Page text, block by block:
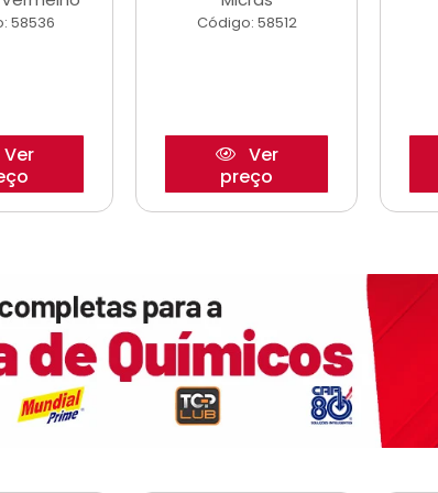
58536
Ver
Código: 58512
Ver
preço